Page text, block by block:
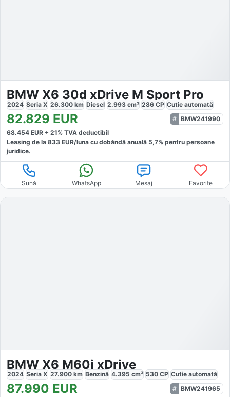
BMW X6 30d xDrive M Sport Pro
2024 Seria X 26.300 km Diesel 2.993 cm³ 286 CP Cutie automată
82.829 EUR
BMW241990
68.454 EUR + 21% TVA deductibil
Leasing de la 833 EUR/luna cu dobăndă anuală 5,7% pentru persoane
juridice.
Sună WhatsApp Mesaj Favorite
BMW X6 M60i xDrive
2024 Seria X 27.900 km Benzină 4.395 cm³ 530 CP Cutie automată
87.990 EUR
BMW241965